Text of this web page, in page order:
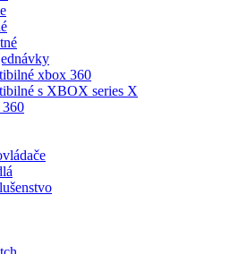
xbox 360
s XBOX series X